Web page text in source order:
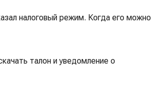
налоговый режим. Когда его можно
талон и уведомление о